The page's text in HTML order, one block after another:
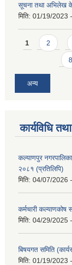
सूचना तथा अभिलेख
मिति: 01/19/2023
Pages
1 2
8
अन्य
कार्यविधि
कल्याणपुर
२०८१ (प्रतिलिपि)
मिति: 04/07/2026
कर्मचारी कल्याणकोष
मिति: 04/29/2025
बिषयगत समिति
मिति: 01/19/2023